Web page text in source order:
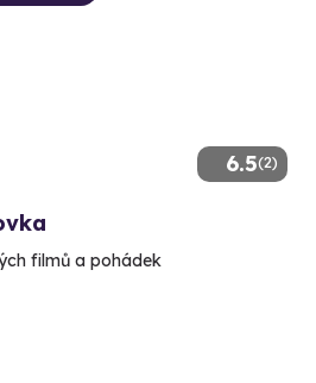
6.5(2)
filmů a pohádek